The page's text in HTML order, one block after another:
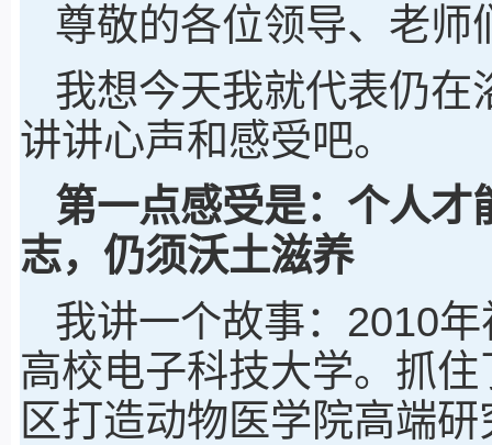
尊敬的各位领导、老师
我想今天我就代表仍在
讲讲心声和感受吧。
第一点感受是：个人才
志，仍须沃土滋养
我讲一个故事：2010
高校电子科技大学。抓
区打造动物医学院高端